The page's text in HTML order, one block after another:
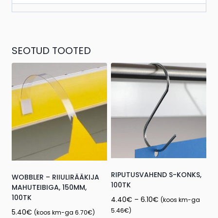
SEOTUD TOOTED
WOBBLER – RIIULIRÄÄKIJA
MAHUTEIBIGA, 150MM,
100TK
5.40€ (koos km-ga 6.70€)
RIPUTUSVAHEND S-KONKS,
100TK
4.40€ – 6.10€ Price
(koos km-ga
5.46€)